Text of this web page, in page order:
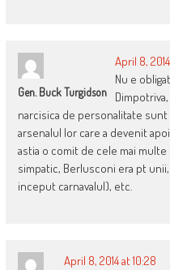
Gen. Buck Turgidson
April 8,
Nu e
narcisica de personalitate
arsenalul lor care a devenit
astia o comit de cele mai
simpatic, Berlusconi era pt
inceput carnavalul), etc.
April 8, 2014 at 10:28